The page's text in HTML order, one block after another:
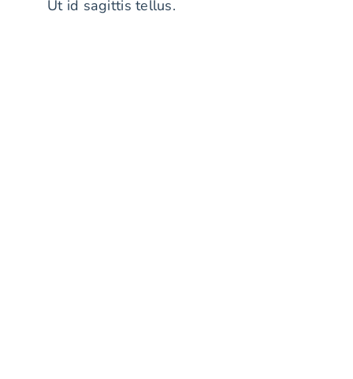
Ut id sagittis tellus.